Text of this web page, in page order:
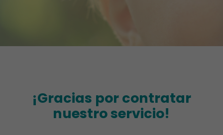
¡Gracias por contratar
nuestro servicio!